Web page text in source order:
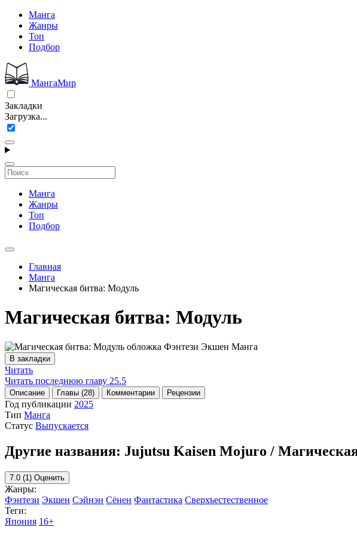
Манга
Жанры
Топ
Подбор
МангаМир
Закладки
Загрузка...
Манга
Жанры
Топ
Подбор
Главная
Манга
Магическая битва: Модуль
Магическая битва: Модуль
В закладки
Читать
Читать последнюю главу 25.5
Описание Главы (28) Комментарии Рецензии
Год публикации 2025
Тип Манга
Статус Выпускается
Другие названия: Jujutsu Kaisen Mojuro /
7.0 (1) Оценить
Жанры:
Фэнтези Экшен Сэйнэн Сёнен Фантастика Сверхъестественное
Теги:
Япония 16+